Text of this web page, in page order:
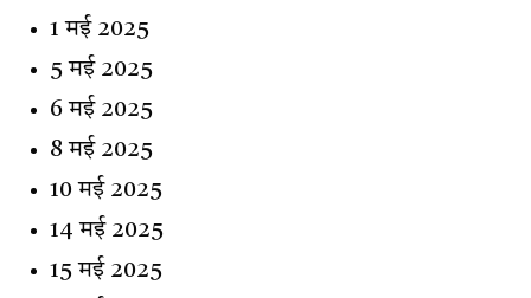
1 मई 2025
5 मई 2025
6 मई 2025
8 मई 2025
10 मई 2025
14 मई 2025
15 मई 2025